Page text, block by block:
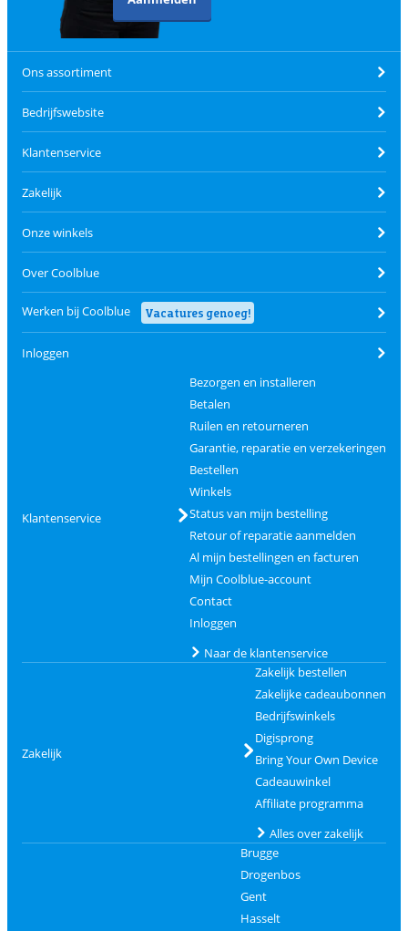
Ons assortiment
Bedrijfswebsite
Klantenservice
Zakelijk
Onze winkels
Over Coolblue
Werken bij Coolblue Vacatures genoeg!
Inloggen
Klantenservice
Bezorgen en installeren
Betalen
Ruilen en retourneren
Garantie, reparatie en verzekeringen
Bestellen
Winkels
Status van mijn bestelling
Retour of reparatie aanmelden
Al mijn bestellingen en facturen
Mijn Coolblue-account
Contact
Inloggen
Naar de klantenservice
Zakelijk
Zakelijk bestellen
Zakelijke cadeaubonnen
Bedrijfswinkels
Digisprong
Bring Your Own Device
Cadeauwinkel
Affiliate programma
Alles over zakelijk
Brugge
Drogenbos
Gent
Hasselt